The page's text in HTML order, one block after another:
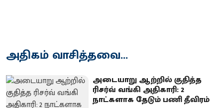
அதிகம் வாசித்தவை...
அடையாறு ஆற்றில் குதித்த
ரிசர்வ் வங்கி அதிகாரி: 2
நாட்களாக தேடும் பணி தீவிரம்